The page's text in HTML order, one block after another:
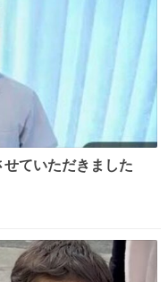
させていただきました